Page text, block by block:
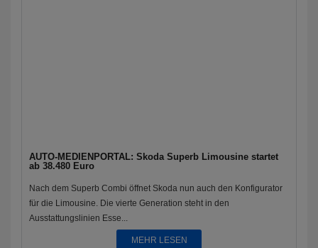
AUTO-MEDIENPORTAL: Skoda Superb Limousine startet
ab 38.480 Euro
Nach dem Superb Combi öffnet Skoda nun auch den Konfigurator
für die Limousine. Die vierte Generation steht in den
Ausstattungslinien Esse...
MEHR LESEN